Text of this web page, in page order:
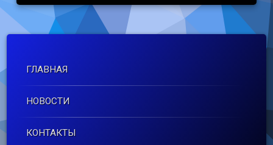
ГЛАВНАЯ
НОВОСТИ
КОНТАКТЫ